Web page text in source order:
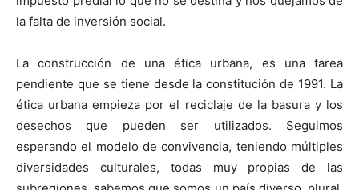
la falta de inversión social.
La construcción de una ética urbana, es una tarea
pendiente que se tiene desde la constitución de 1991. La
ética urbana empieza por el reciclaje de la basura y los
desechos que pueden ser utilizados. Seguimos
esperando el modelo de convivencia, teniendo múltiples
diversidades culturales, todas muy propias de las